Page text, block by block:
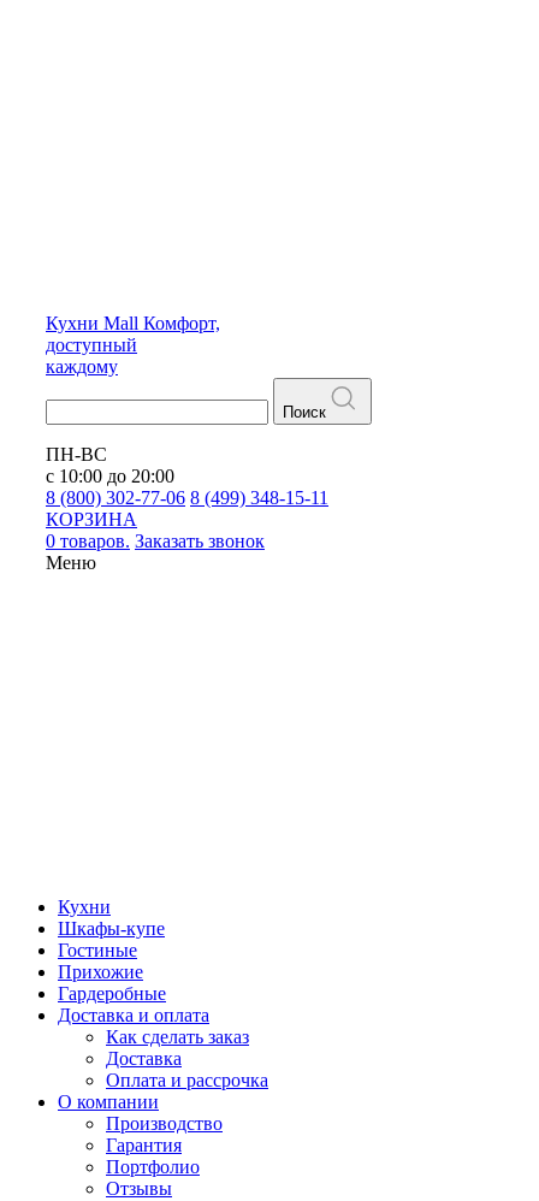
Кухни Mall Комфорт,
доступный
каждому
Поиск
ПН-ВС
с 10:00 до 20:00
8 (800) 302-77-06 8 (499) 348-15-11
КОРЗИНА
0 товаров. Заказать звонок
Меню
Кухни
Шкафы-купе
Гостиные
Прихожие
Гардеробные
Доставка и оплата
Как сделать заказ
Доставка
Оплата и рассрочка
О компании
Производство
Гарантия
Портфолио
Отзывы